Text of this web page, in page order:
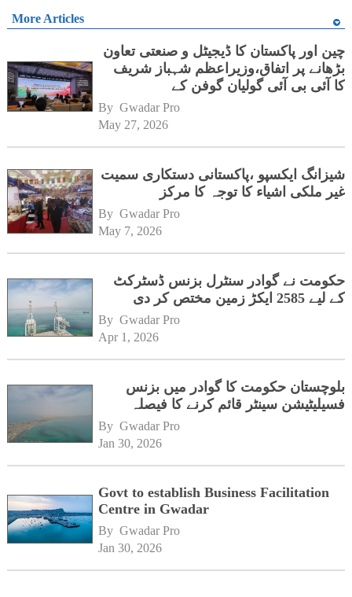
More Articles
چین اور پاکستان کا ڈیجیٹل و صنعتی تعاون
بڑھانے پر اتفاق،وزیراعظم شہباز شریف
کا آئی بی آئی گولیان گوفن کے
By Gwadar Pro
May 27, 2026
شیزانگ ایکسپو ،پاکستانی دستکاری سمیت
غیر ملکی اشیاء کا توجہ کا مرکز
By Gwadar Pro
May 7, 2026
حکومت نے گوادر سنٹرل بزنس ڈسٹرکٹ
کے لیے 2585 ایکڑ زمین مختص کر دی
By Gwadar Pro
Apr 1, 2026
بلوچستان حکومت کا گوادر میں بزنس
فسیلیٹیشن سینٹر قائم کرنے کا فیصلہ
By Gwadar Pro
Jan 30, 2026
Govt to establish Business Facilitation
Centre in Gwadar
By Gwadar Pro
Jan 30, 2026